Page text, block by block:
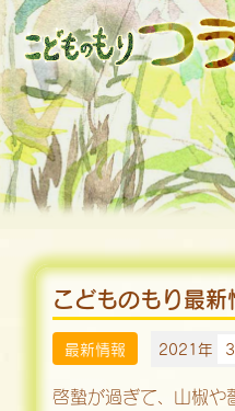
こどものもり最新
最新情報 2021年
啓蟄が過ぎて、山椒や